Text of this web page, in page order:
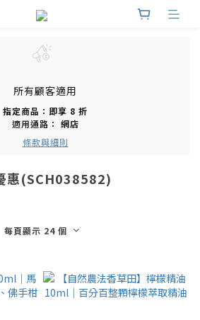
所有顧客適用
指定商品：即享 8 折
適用通路： 網店
條款與細則
惠(SCH038582)
每頁顯示 24 個